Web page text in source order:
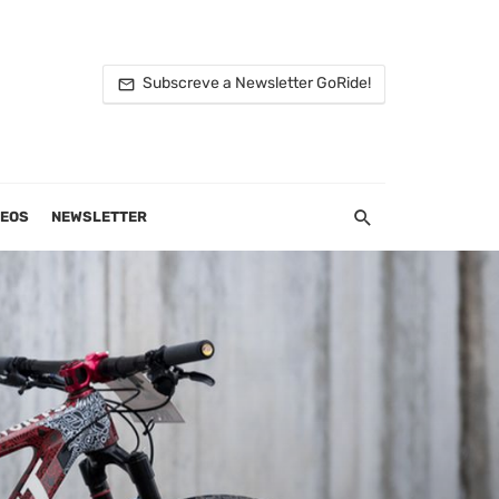
Subscreve a Newsletter GoRide!
NEWSLETTER